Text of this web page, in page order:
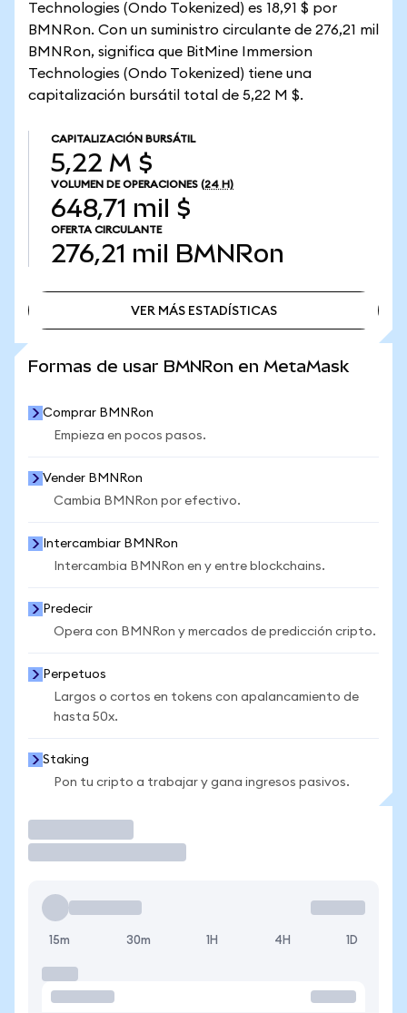
Technologies (Ondo Tokenized) es 18,91 $ por
BMNRon. Con un suministro circulante de 276,21 mil
BMNRon, significa que BitMine Immersion
Technologies (Ondo Tokenized) tiene una
capitalización bursátil total de 5,22 M $.
CAPITALIZACIÓN BURSÁTIL
5,22 M $
VOLUMEN DE OPERACIONES (24 H)
648,71 mil $
OFERTA CIRCULANTE
276,21 mil BMNRon
VER MÁS ESTADÍSTICAS
Formas de usar BMNRon en MetaMask
Comprar BMNRon
Empieza en pocos pasos.
Vender BMNRon
Cambia BMNRon por efectivo.
Intercambiar BMNRon
Intercambia BMNRon en y entre blockchains.
Predecir
Opera con BMNRon y mercados de predicción cripto.
Perpetuos
Largos o cortos en tokens con apalancamiento de
hasta 50x.
Staking
Pon tu cripto a trabajar y gana ingresos pasivos.
15m 30m 1H 4H 1D